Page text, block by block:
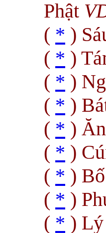
Phật
( * )
( * )
( * )
( * )
( * )
( * )
( * )
( * )
( * )